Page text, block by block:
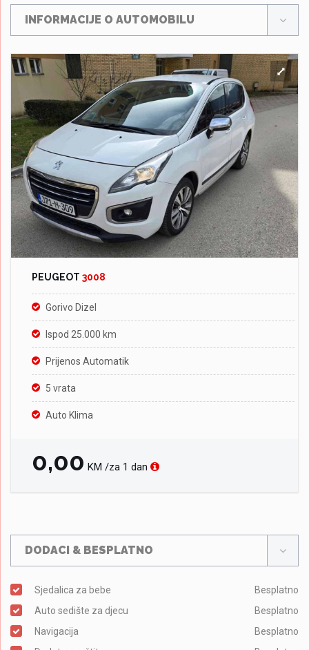
INFORMACIJE O AUTOMOBILU
PEUGEOT 3008
Gorivo Dizel
Ispod 25.000 km
Prijenos Automatik
5 vrata
Auto Klima
0,00 KM /za 1 dan
DODACI & BESPLATNO
Sjedalica za bebe
Besplatno
Auto sedište za djecu
Besplatno
Navigacija
Besplatno